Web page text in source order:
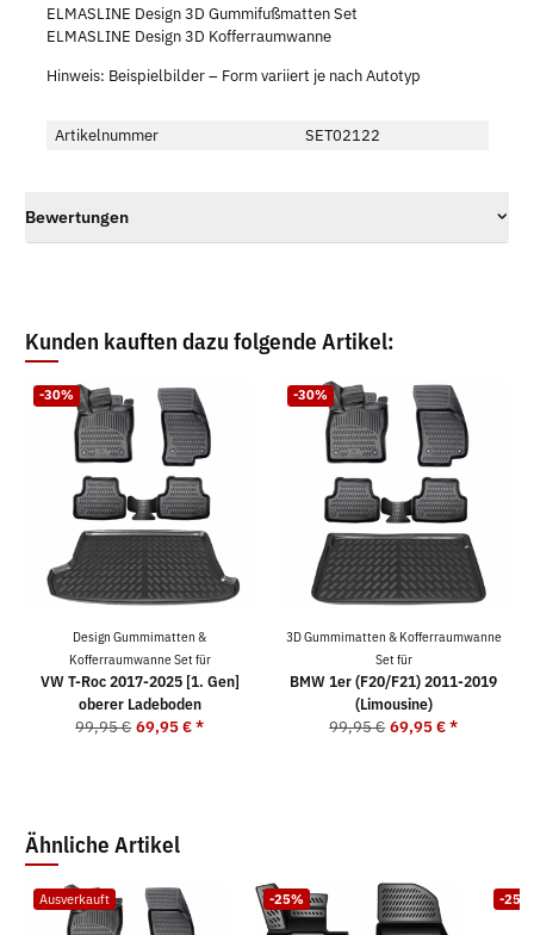
ELMASLINE Design 3D Gummifußmatten Set
ELMASLINE Design 3D Kofferraumwanne
Hinweis: Beispielbilder – Form variiert je nach Autotyp
Artikelnummer SET02122
Bewertungen
Kunden kauften dazu folgende Artikel:
-30%
Design Gummimatten &
Kofferraumwanne Set für
VW T-Roc 2017-2025 [1. Gen]
oberer Ladeboden
99,95 € 69,95 €*
-30%
3D Gummimatten & Kofferraumwanne
Set für
BMW 1er (F20/F21) 2011-2019
(Limousine)
99,95 € 69,95 €*
Ähnliche Artikel
Ausverkauft -25% -25%